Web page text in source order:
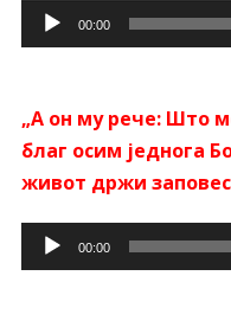
Прегледач
звучних
00:00
„А он му рече: Што
благ осим једнога
живот држи
Прегледач
звучних
00:00